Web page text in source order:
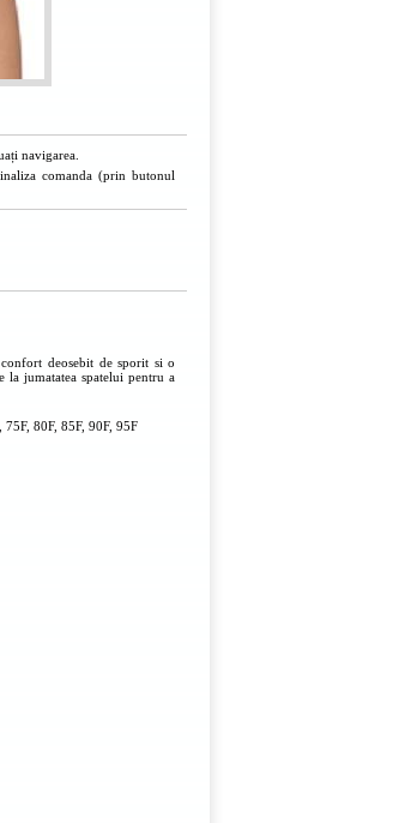
navigarea.
comanda (prin butonul
deosebit de sporit si o
la jumatatea spatelui pentru a
80F, 85F, 90F, 95F